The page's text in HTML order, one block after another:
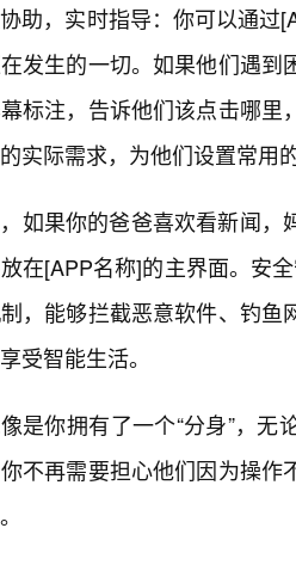
助，实时指导：你可以通过
发生的一切。如果他们遇
标注，告诉他们该点击哪
实际需求，为他们设置常用
如果你的爸爸喜欢看新闻
在[APP名称]的主界面。安
，能够拦截恶意软件、钓
受智能生活。
是你拥有了一个“分身”，
不再需要担心他们因为操